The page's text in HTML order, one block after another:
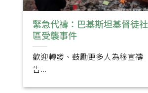
緊急代禱：巴基斯坦基督徒社
區受襲事件
歡迎轉發、鼓勵更多人為穆宣禱
告...